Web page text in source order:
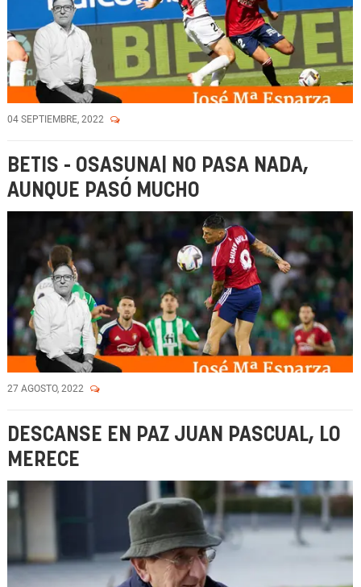
04 SEPTIEMBRE, 2022
BETIS - OSASUNA| NO PASA NADA,
AUNQUE PASÓ MUCHO
27 AGOSTO, 2022
DESCANSE EN PAZ JUAN PASCUAL, LO
MERECE